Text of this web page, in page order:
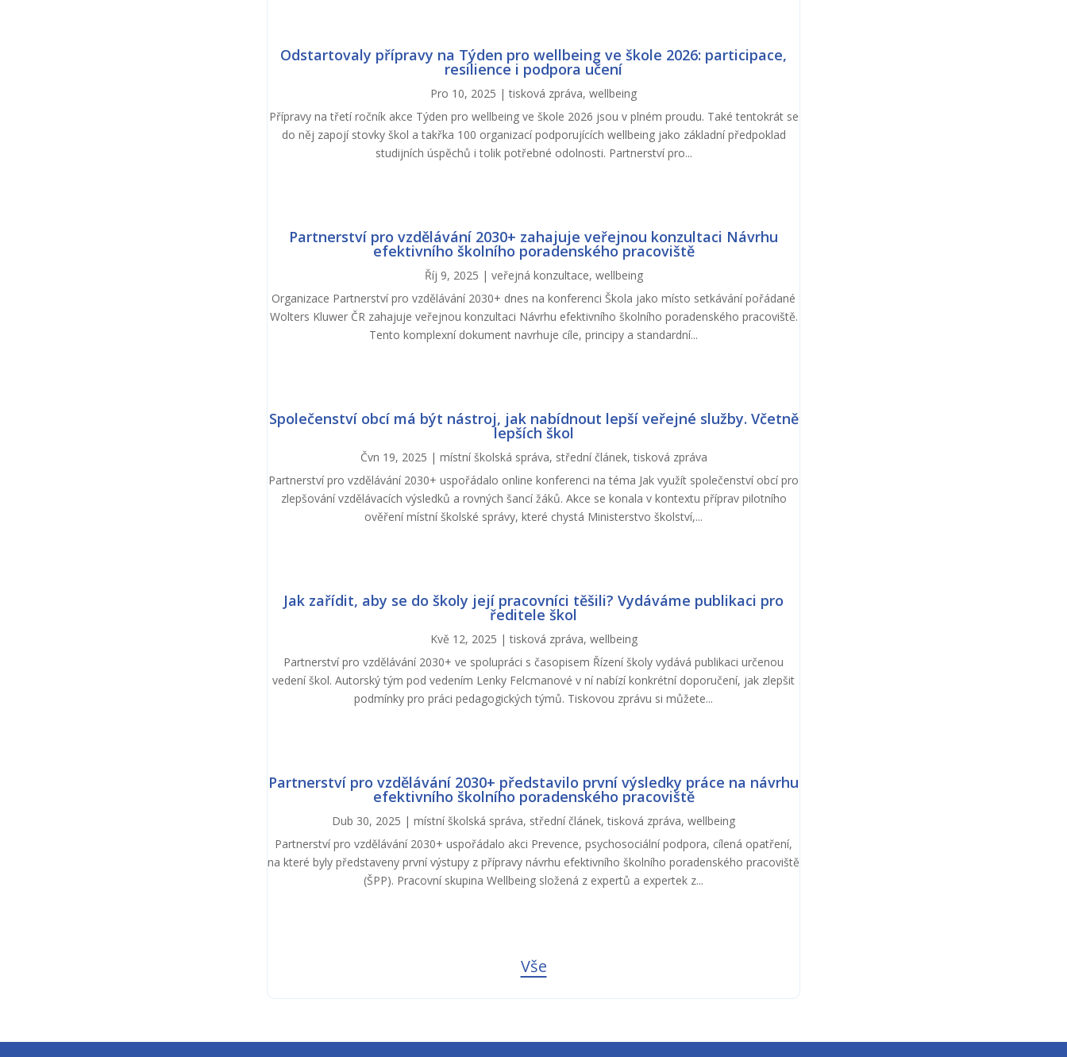
Odstartovaly přípravy na Týden pro wellbeing ve škole 2026: participace,
resilience i podpora učení
Pro 10, 2025 |tisková zpráva, wellbeing
Přípravy na třetí ročník akce Týden pro wellbeing ve škole 2026 jsou v plném proudu. Také tentokrát se
do něj zapojí stovky škol a takřka 100 organizací podporujících wellbeing jako základní předpoklad
studijních úspěchů i tolik potřebné odolnosti. Partnerství pro...
Partnerství pro vzdělávání 2030+ zahajuje veřejnou konzultaci Návrhu
efektivního školního poradenského pracoviště
Říj 9, 2025 | veřejná konzultace, wellbeing
Organizace Partnerství pro vzdělávání 2030+ dnes na konferenci Škola jako místo setkávání pořádané
Wolters Kluwer ČR zahajuje veřejnou konzultaci Návrhu efektivního školního poradenského pracoviště.
Tento komplexní dokument navrhuje cíle, principy a standardní...
Společenství obcí má být nástroj, jak nabídnout lepší veřejné služby. Včetně
lepších škol
Čvn 19, 2025 | místní školská správa, střední článek,tisková zpráva
Partnerství pro vzdělávání 2030+ uspořádalo online konferenci na téma Jak využít společenství obcí pro
zlepšování vzdělávacích výsledků a rovných šancí žáků. Akce se konala v kontextu příprav pilotního
ověření místní školské správy, které chystá Ministerstvo školství,...
Jak zařídit, aby se do školy její pracovníci těšili? Vydáváme publikaci pro
ředitele škol
Kvě 12, 2025 |tisková zpráva, wellbeing
Partnerství pro vzdělávání 2030+ ve spolupráci s časopisem Řízení školy vydává publikaci určenou
vedení škol. Autorský tým pod vedením Lenky Felcmanové v ní nabízí konkrétní doporučení, jak zlepšit
podmínky pro práci pedagogických týmů. Tiskovou zprávu si můžete...
Partnerství pro vzdělávání 2030+ představilo první výsledky práce na návrhu
efektivního školního poradenského pracoviště
Dub 30, 2025 | místní školská správa, střední článek,tisková zpráva, wellbeing
Partnerství pro vzdělávání 2030+ uspořádalo akci Prevence, psychosociální podpora, cílená opatření,
na které byly představeny první výstupy z přípravy návrhu efektivního školního poradenského pracoviště
(ŠPP). Pracovní skupina Wellbeing složená z expertů a expertek z...
Vše